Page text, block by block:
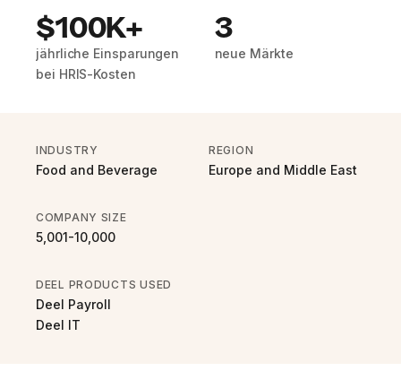
$100K+
jährliche Einsparungen
bei HRIS-Kosten
3
neue Märkte
INDUSTRY
Food and Beverage
REGION
Europe and Middle East
COMPANY SIZE
5,001-10,000
DEEL PRODUCTS USED
Deel Payroll
Deel IT